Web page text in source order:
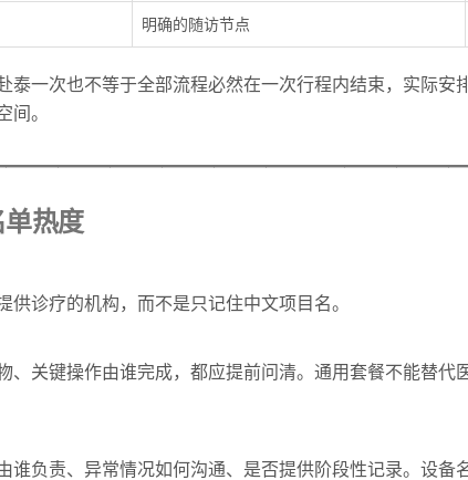
明确的随访节点
泰一次也不等于全部流程必然在一次行程内结束，实际安
。
单热度
诊疗的机构，而不是只记住中文项目名。
、关键操作由谁完成，都应提前问清。通用套餐不能替代
谁负责、异常情况如何沟通、是否提供阶段性记录。设